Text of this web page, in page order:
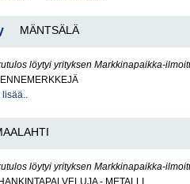
MÄNTSÄLÄ
löytyi yrityksen Markkinapaikka-
lisää..
löytyi yrityksen Markkinapaikka-
- METALLI